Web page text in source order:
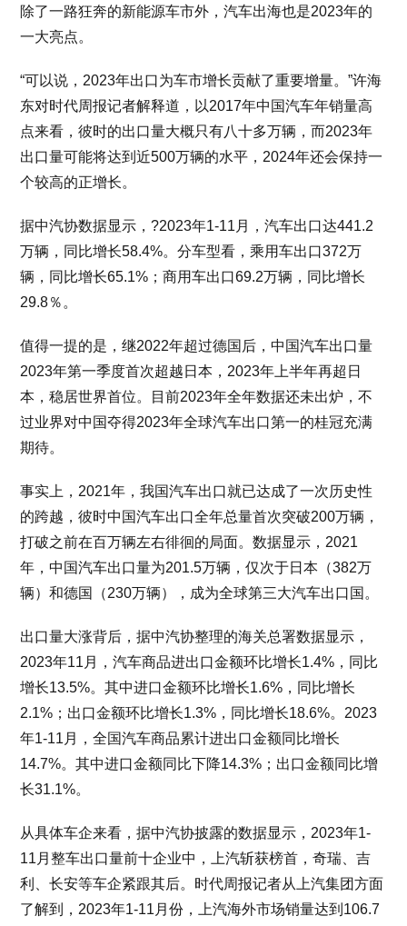
除了一路狂奔的新能源车市外，汽车出海也是2023年的
一大亮点。
“可以说，2023年出口为车市增长贡献了重要增量。”许海
东对时代周报记者解释道，以2017年中国汽车年销量高
点来看，彼时的出口量大概只有八十多万辆，而2023年
出口量可能将达到近500万辆的水平，2024年还会保持一
个较高的正增长。
据中汽协数据显示，?2023年1-11月，汽车出口达441.2
万辆，同比增长58.4%。分车型看，乘用车出口372万
辆，同比增长65.1%；商用车出口69.2万辆，同比增长
29.8％。
值得一提的是，继2022年超过德国后，中国汽车出口量
2023年第一季度首次超越日本，2023年上半年再超日
本，稳居世界首位。目前2023年全年数据还未出炉，不
过业界对中国夺得2023年全球汽车出口第一的桂冠充满
期待。
事实上，2021年，我国汽车出口就已达成了一次历史性
的跨越，彼时中国汽车出口全年总量首次突破200万辆，
打破之前在百万辆左右徘徊的局面。数据显示，2021
年，中国汽车出口量为201.5万辆，仅次于日本（382万
辆）和德国（230万辆），成为全球第三大汽车出口国。
出口量大涨背后，据中汽协整理的海关总署数据显示，
2023年11月，汽车商品进出口金额环比增长1.4%，同比
增长13.5%。其中进口金额环比增长1.6%，同比增长
2.1%；出口金额环比增长1.3%，同比增长18.6%。2023
年1-11月，全国汽车商品累计进出口金额同比增长
14.7%。其中进口金额同比下降14.3%；出口金额同比增
长31.1%。
从具体车企来看，据中汽协披露的数据显示，2023年1-
11月整车出口量前十企业中，上汽斩获榜首，奇瑞、吉
利、长安等车企紧跟其后。时代周报记者从上汽集团方面
了解到，2023年1-11月份，上汽海外市场销量达到106.7